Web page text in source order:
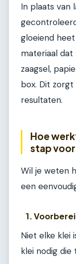
In plaats van
gloeiend
materiaal dat
zaagsel,
box. Dit
resultaten.
Hoe
stap
Wil je weten
een
1.
Niet elke klei
klei nodig die